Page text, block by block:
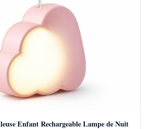
Enfant Rechargeable Lampe de Nuit